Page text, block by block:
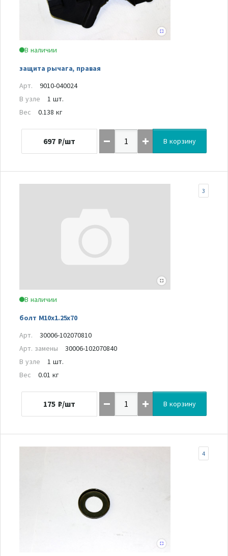
В наличии
защита рычага, правая
Арт.
9010-040024
В узле
1 шт.
Вес
0.138 кг
697 ₽/шт В корзину
В наличии
болт M10x1.25x70
3
Арт.
30006-102070810
Арт. замены
30006-102070840
В узле
1 шт.
Вес
0.01 кг
175 ₽/шт В корзину
4